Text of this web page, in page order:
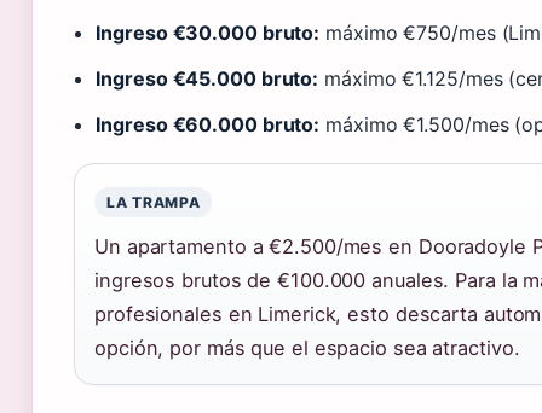
Ingreso €30.000 bruto: máximo €750/mes
Ingreso €45.000 bruto: máximo €1.125/mes
Ingreso €60.000 bruto: máximo €1.500/mes
LA TRAMPA
Un apartamento a €2.500/mes en Dooradoyle
ingresos brutos de €100.000 anuales. Para la
profesionales en Limerick, esto descarta
opción, por más que el espacio sea atractivo.